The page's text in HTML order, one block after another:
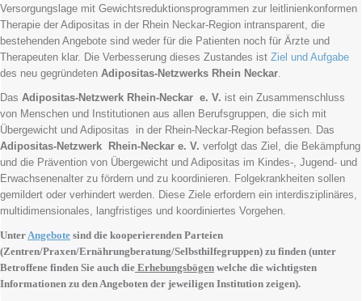
Versorgungslage mit Gewichtsreduktionsprogrammen zur leitlinienkonformen
Therapie der Adipositas in der Rhein Neckar-Region intransparent, die
bestehenden Angebote sind weder für die Patienten noch für Ärzte und
Therapeuten klar. Die Verbesserung dieses Zustandes ist Ziel und Aufgabe
des neu gegründeten Adipositas-Netzwerks Rhein Neckar.
Das Adipositas-Netzwerk Rhein-Neckar e. V. ist ein Zusammenschluss
von Menschen und Institutionen aus allen Berufsgruppen, die sich mit
Übergewicht und Adipositas in der Rhein-Neckar-Region befassen. Das
Adipositas-Netzwerk Rhein-Neckar e. V. verfolgt das Ziel, die Bekämpfung
und die Prävention von Übergewicht und Adipositas im Kindes-, Jugend- und
Erwachsenenalter zu fördern und zu koordinieren. Folgekrankheiten sollen
gemildert oder verhindert werden. Diese Ziele erfordern ein interdisziplinäres,
multidimensionales, langfristiges und koordiniertes Vorgehen.
UnterAngebote sind die kooperierenden Parteien
(Zentren/Praxen/Ernährungberatung/Selbsthilfegruppen) zu finden (unter
Betroffene finden Sie auch die Erhebungsbögen welche die wichtigsten
Informationen zu den Angeboten der jeweiligen Institution zeigen).